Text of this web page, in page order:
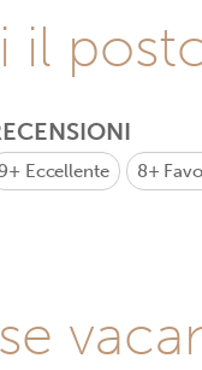
il
Eccellente 8+